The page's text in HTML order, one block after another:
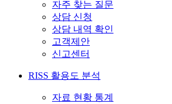
자주 찾는 질문
상담 신청
상담 내역 확인
고객제안
신고센터
RISS 활용도 분석
자료 현황 통계